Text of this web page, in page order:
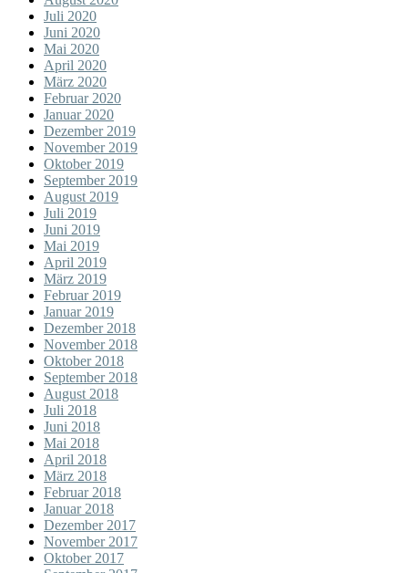
Juli 2020
Juni 2020
Mai 2020
April 2020
März 2020
Februar 2020
Januar 2020
Dezember 2019
November 2019
Oktober 2019
September 2019
August 2019
Juli 2019
Juni 2019
Mai 2019
April 2019
März 2019
Februar 2019
Januar 2019
Dezember 2018
November 2018
Oktober 2018
September 2018
August 2018
Juli 2018
Juni 2018
Mai 2018
April 2018
März 2018
Februar 2018
Januar 2018
Dezember 2017
November 2017
Oktober 2017